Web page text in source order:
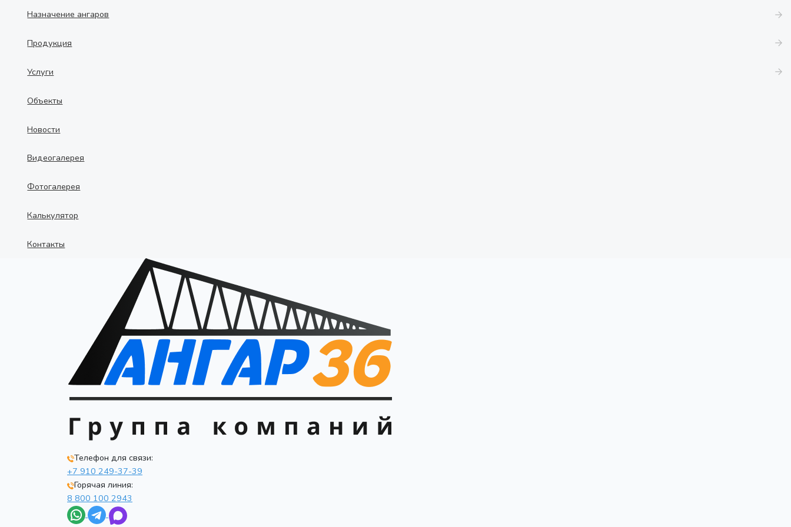
Назначение ангаров
Продукция
Услуги
Объекты
Новости
Видеогалерея
Фотогалерея
Калькулятор
Контакты
Телефон для связи:
+7 910 249-37-39
Горячая линия:
8 800 100 2943